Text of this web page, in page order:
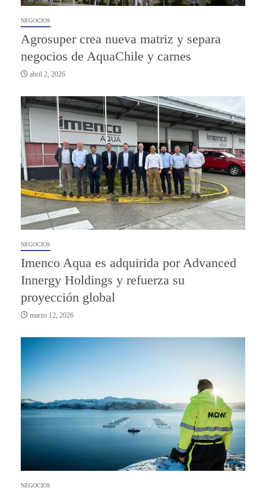
NEGOCIOS
Agrosuper crea nueva matriz y separa
negocios de AquaChile y carnes
abril 2, 2026
NEGOCIOS
Imenco Aqua es adquirida por Advanced
Innergy Holdings y refuerza su
proyección global
marzo 12, 2026
NEGOCIOS